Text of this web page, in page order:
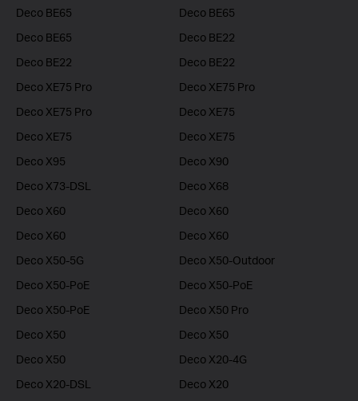
Deco BE65
Deco BE65
Deco BE65
Deco BE22
Deco BE22
Deco BE22
Deco XE75 Pro
Deco XE75 Pro
Deco XE75 Pro
Deco XE75
Deco XE75
Deco XE75
Deco X95
Deco X90
Deco X73-DSL
Deco X68
Deco X60
Deco X60
Deco X60
Deco X60
Deco X50-5G
Deco X50-Outdoor
Deco X50-PoE
Deco X50-PoE
Deco X50-PoE
Deco X50 Pro
Deco X50
Deco X50
Deco X50
Deco X20-4G
Deco X20-DSL
Deco X20